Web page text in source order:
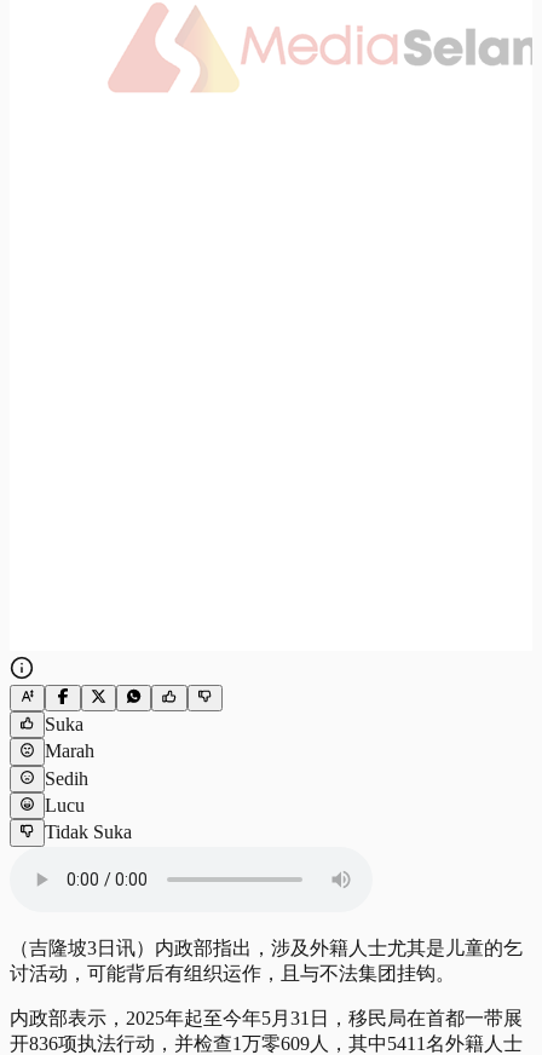
Suka
Marah
Sedih
Lucu
Tidak Suka
（吉隆坡3日讯）内政部指出，涉及外籍人士尤其是儿童的乞
讨活动，可能背后有组织运作，且与不法集团挂钩。
内政部表示，2025年起至今年5月31日，移民局在首都一带展
开836项执法行动，并检查1万零609人，其中5411名外籍人士